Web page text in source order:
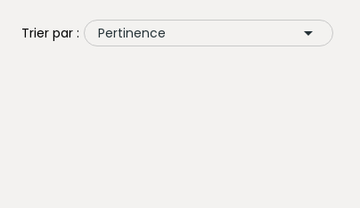
Trier par : Pertinence 